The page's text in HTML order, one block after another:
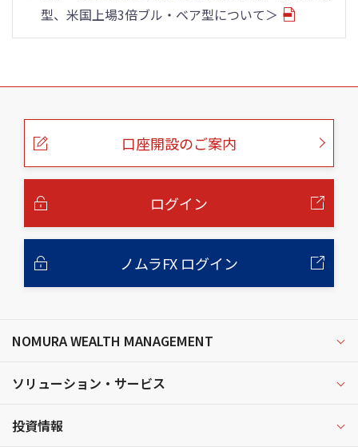
型、米国上場3倍ブル・ベア型について＞
こ
口座開設のご案内
ログイン
ノムラFX ログイン
NOMURA WEALTH MANAGEMENT
ソリューション・サービス
投資情報